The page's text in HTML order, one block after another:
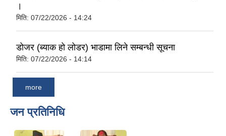
।
मिति: 07/22/2026 - 14:24
डोजर (ब्याक हो लोडर) भाडामा लिने सम्बन्धी सूचना
मिति: 07/22/2026 - 14:14
more
जन प्रतिनिधि